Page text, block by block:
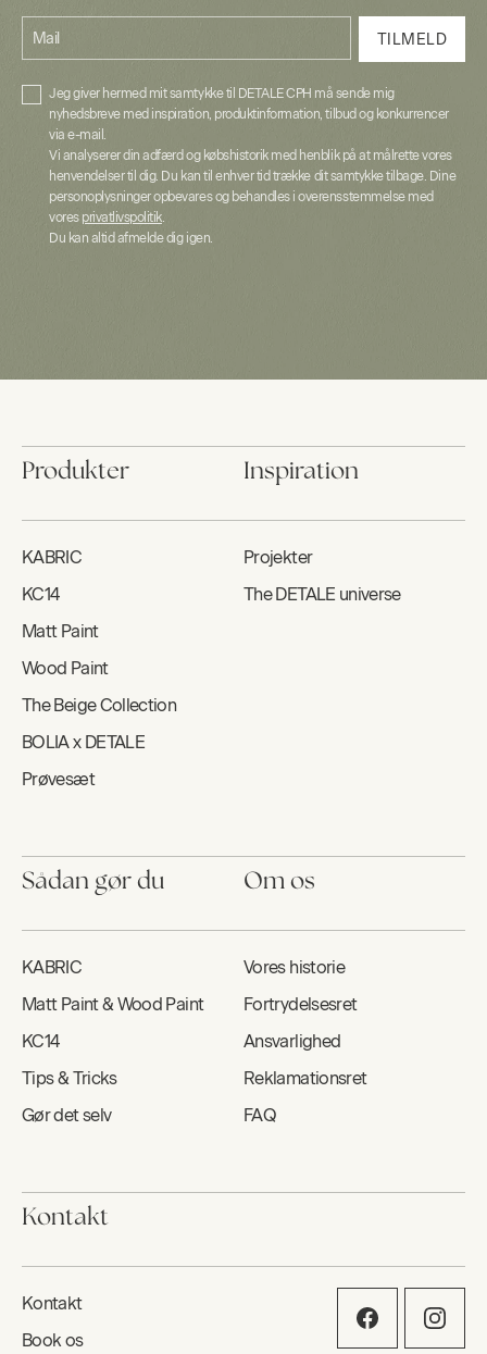
Mail TILMELD
Jeg giver hermed mit samtykke til DETALE CPH må sende mig
nyhedsbreve med inspiration, produktinformation, tilbud og konkurrencer
via e-mail.
Vi analyserer din adfærd og købshistorik med henblik på at målrette vores
henvendelser til dig. Du kan til enhver tid trække dit samtykke tilbage. Dine
personoplysninger opbevares og behandles i overensstemmelse med
vores privatlivspolitik.
Du kan altid afmelde dig igen.
Produkter
KABRIC
KC14
Matt Paint
Wood Paint
The Beige Collection
BOLIA x DETALE
Prøvesæt
Inspiration
Projekter
The DETALE universe
Sådan gør du
KABRIC
Matt Paint & Wood Paint
KC14
Tips & Tricks
Gør det selv
Om os
Vores historie
Fortrydelsesret
Ansvarlighed
Reklamationsret
FAQ
Kontakt
Kontakt
Book os